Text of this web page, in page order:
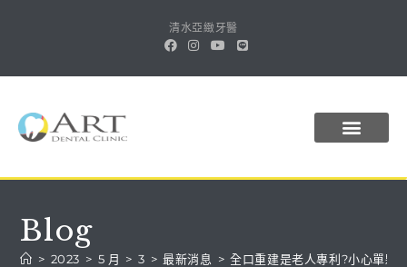
清水亞緻牙醫
Blog
> 2023 > 5 月 > 3 > 最新消息 > 全口重建是老人專利?小心單顆